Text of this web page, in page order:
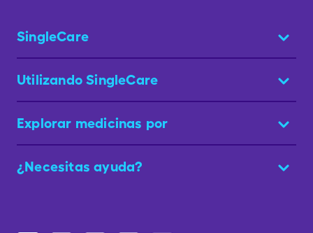
SingleCare
Utilizando SingleCare
Explorar medicinas por
¿Necesitas ayuda?